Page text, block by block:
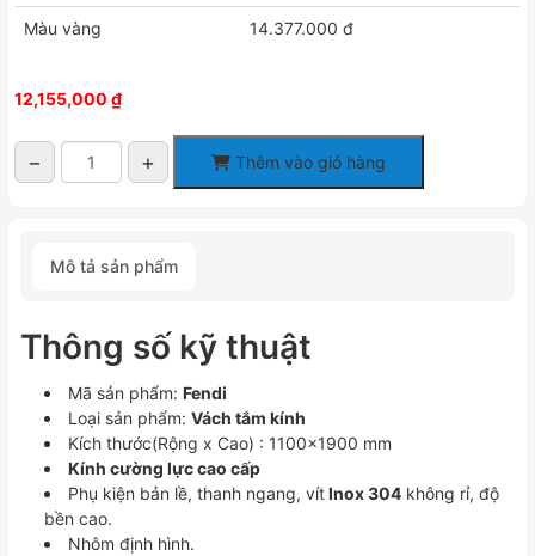
Màu vàng 14.377.000 đ
12,155,000 ₫
lượng
− + Thêm vào giỏ hàng
Mô tả sản phẩm
Thông số kỹ thuật
Mã sản phẩm: Fendi
Loại sản phẩm: Vách tắm kính
Kích thước(Rộng x Cao) : 1100×1900 mm
Kính cường lực cao cấp
Phụ kiện bản lề, thanh ngang, vítInox 304 không rỉ, độ
bền cao.
Nhôm định hình.